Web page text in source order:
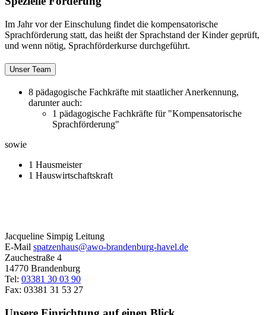
Im Jahr vor der Einschulung findet die kompensatorische
Sprachförderung statt, das heißt der Sprachstand der Kinder geprüft,
und wenn nötig, Sprachförderkurse durchgeführt.
Unser Team
8 pädagogische Fachkräfte mit staatlicher Anerkennung,
darunter auch:
1 pädagogische Fachkräfte für "Kompensatorische
Sprachförderung"
sowie
1 Hausmeister
1 Hauswirtschaftskraft
Jacqueline Simpig Leitung
E-Mail spatzenhaus@awo-brandenburg-havel.de
Zauchestraße 4
14770 Brandenburg
Tel: 03381 30 03 90
Fax: 03381 31 53 27